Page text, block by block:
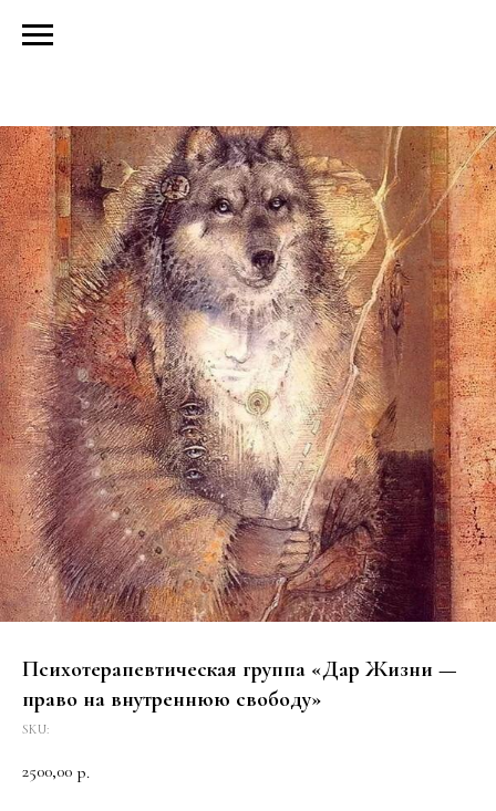
Психотерапевтическая группа «Дар Жизни —
право на внутреннюю свободу»
SKU:
2500,00 р.